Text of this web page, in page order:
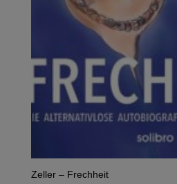
Zeller – Frechheit